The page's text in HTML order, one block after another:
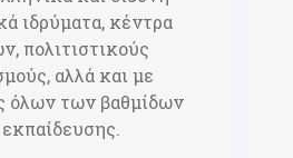
ιδρύματα, κέντρα
πολιτιστικούς
αλλά και με
όλων των βαθμίδων